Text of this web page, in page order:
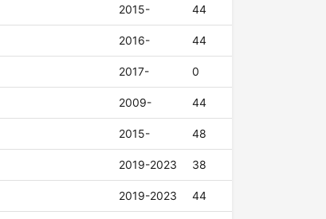
2015- 44
2016- 44
2017- 0
2009- 44
2015- 48
2019-2023 38
2019-2023 44